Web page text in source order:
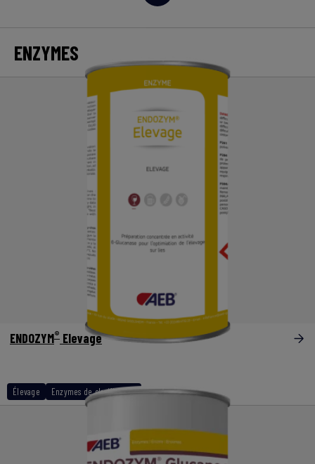
ENZYMES
Élevage Enzymes de clarification
ENDOZYM® Elevage